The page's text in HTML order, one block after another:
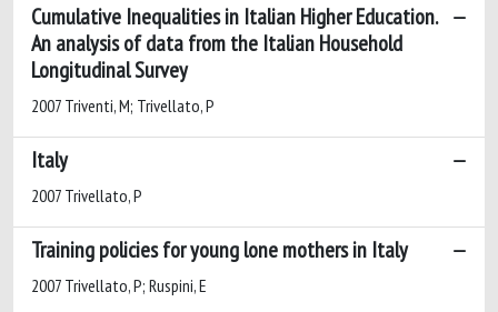
Cumulative Inequalities in Italian Higher Education.
An analysis of data from the Italian Household
Longitudinal Survey
2007 Triventi, M; Trivellato, P
Italy
2007 Trivellato, P
Training policies for young lone mothers in Italy
2007 Trivellato, P; Ruspini, E